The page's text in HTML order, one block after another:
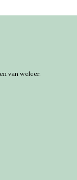
van weleer.